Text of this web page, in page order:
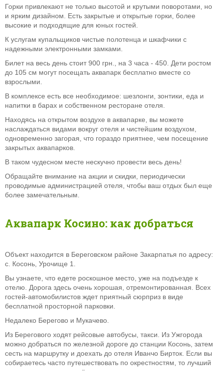
Горки привлекают не только высотой и крутыми поворотами, но
и ярким дизайном. Есть закрытые и открытые горки, более
высокие и подходящие для юных гостей.
К услугам купальщиков чистые полотенца и шкафчики с
надежными электронными замками.
Билет на весь день стоит 900 грн., на 3 часа - 450. Дети ростом
до 105 см могут посещать аквапарк бесплатно вместе со
взрослыми.
В комплексе есть все необходимое: шезлонги, зонтики, еда и
напитки в барах и собственном ресторане отеля.
Находясь на открытом воздухе в аквапарке, вы можете
наслаждаться видами вокруг отеля и чистейшим воздухом,
одновременно загорая, что гораздо приятнее, чем посещение
закрытых аквапарков.
В таком чудесном месте нескучно провести весь день!
Обращайте внимание на акции и скидки, периодически
проводимые администрацией отеля, чтобы ваш отдых был еще
более замечательным.
Аквапарк Косино: как добраться
Объект находится в Береговском районе Закарпатья по адресу:
с. Косонь, Урочище 1.
Вы узнаете, что едете роскошное место, уже на подъезде к
отелю. Дорога здесь очень хорошая, отремонтированная. Всех
гостей-автомобилистов ждет приятный сюрприз в виде
бесплатной просторной парковки.
Недалеко Берегово и Мукачево.
Из Берегового ходят рейсовые автобусы, такси. Из Ужгорода
можно добраться по железной дороге до станции Косонь, затем
сесть на маршрутку и доехать до отеля Иванчо Бирток. Если вы
собираетесь часто путешествовать по окрестностям, то лучший